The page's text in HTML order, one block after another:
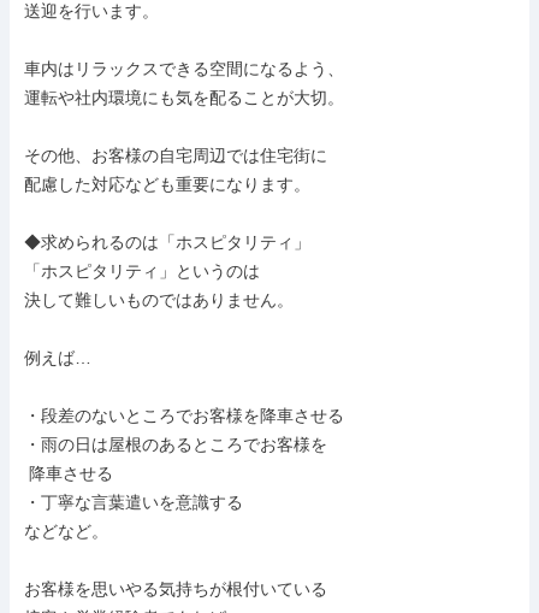
送迎を行います。
車内はリラックスできる空間になるよう、
運転や社内環境にも気を配ることが大切。
その他、お客様の自宅周辺では住宅街に
配慮した対応なども重要になります。
◆求められるのは「ホスピタリティ」
「ホスピタリティ」というのは
決して難しいものではありません。
例えば…
・段差のないところでお客様を降車させる
・雨の日は屋根のあるところでお客様を
・丁寧な言葉遣いを意識する
などなど。
お客様を思いやる気持ちが根付いている